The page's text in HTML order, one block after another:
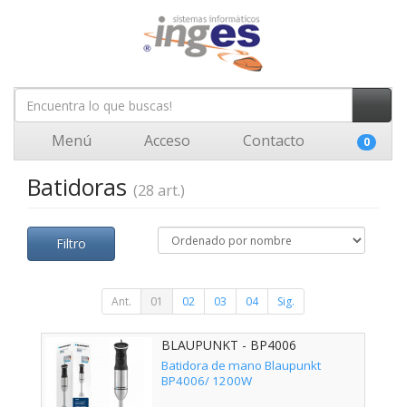
Menú Acceso Contacto 0
Batidoras (28 art.)
Filtro
Ant. 01 02 03 04 Sig.
BLAUPUNKT - BP4006
Batidora de mano Blaupunkt
BP4006/ 1200W